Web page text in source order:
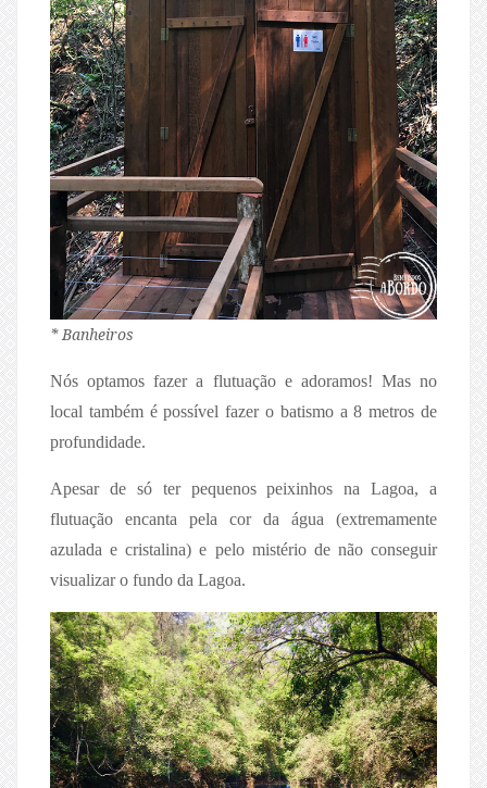
* Banheiros
Nós optamos fazer a flutuação e adoramos! Mas no
local também é possível fazer o batismo a 8 metros de
profundidade.
Apesar de só ter pequenos peixinhos na Lagoa, a
flutuação encanta pela cor da água (extremamente
azulada e cristalina) e pelo mistério de não conseguir
visualizar o fundo da Lagoa.